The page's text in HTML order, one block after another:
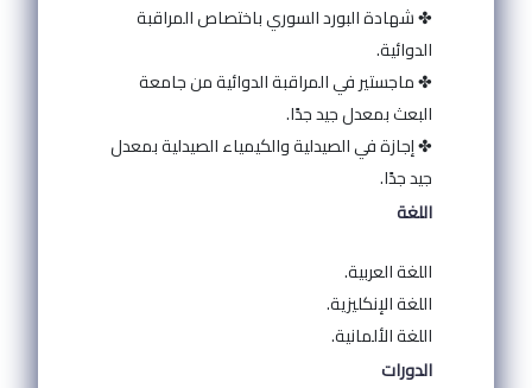
✤ شهادة البورد السوري باختصاص المراقبة
الدوائية.
✤ ماجستير في المراقبة الدوائية من جامعة
البعث بمعدل جيد جدًا.
✤ إجازة في الصيدلية والكيمياء الصيدلية بمعدل
جيد جدًا.
اللغة
اللغة العربية.
اللغة الإنكليزية.
اللغة الألمانية.
الدورات